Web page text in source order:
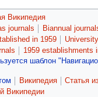
Википедия
journals
Biannual
in 1959
1959 establishments
шаблон
Википедия
Статья
Википедии